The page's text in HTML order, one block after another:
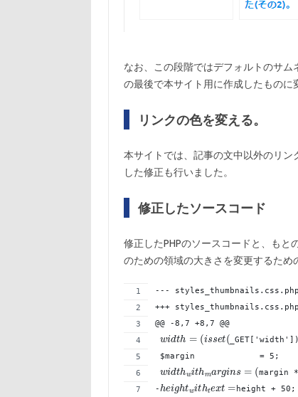
なお、この段階ではデフォルトのサム
の最後で本サイト用に作成したものに
リンクの色を変える。
本サイトでは、記事の文中以外のリ
した修正も行いました。
修正したソースコード
修正したPHPのソースコードと、も
のための領域の大きさを変更するため
@@ -8,7 +8,7 @@
$margin             = 5;
margin
-
height + 50;